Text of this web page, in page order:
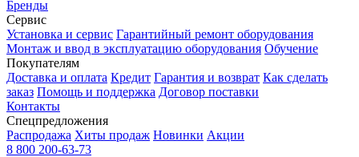
Бренды
Сервис
Установка и сервис Гарантийный ремонт оборудования
Монтаж и ввод в эксплуатацию оборудования Обучение
Покупателям
Доставка и оплата Кредит Гарантия и возврат Как сделать
заказ Помощь и поддержка Договор поставки
Контакты
Спецпредложения
Распродажа Хиты продаж Новинки Акции
8 800 200-63-73